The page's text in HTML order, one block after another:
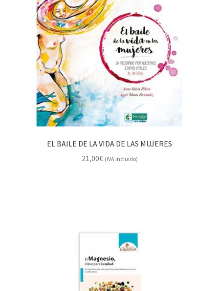
EL BAILE DE LA VIDA DE LAS MUJERES
21,00€ (IVA incluido)